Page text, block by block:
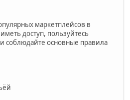
маркетплейсов в
доступ, пользуйтесь
соблюдайте основные правила